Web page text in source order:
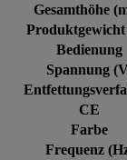
Gesamthöhe
Bedienung
Spannung
CE
Farbe
Frequenz